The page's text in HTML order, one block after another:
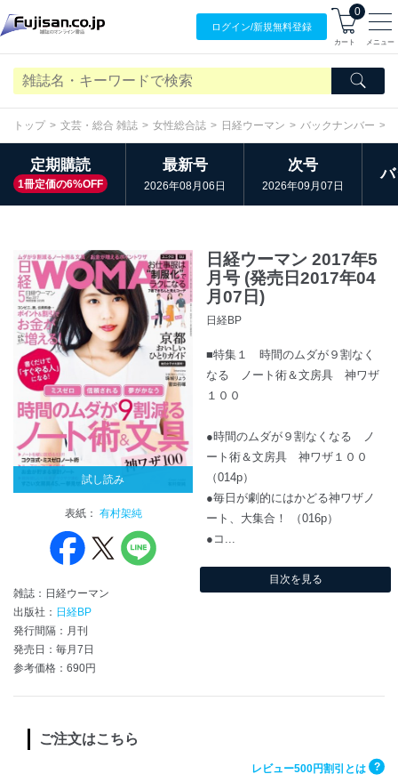
ログイン/新規無料登録
0
カート メニュー
トップ 文芸・総合 雑誌 女性総合誌 日経ウーマン バックナンバー
定期購読
1冊定価の6%OFF
最新号
2026年08月06日
次号
2026年09月07日
試し読み
表紙： 有村架純
雑誌：日経ウーマン
出版社： 日経BP
発行間隔：月刊
発売日：毎月7日
参考価格：690円
日経ウーマン 2017年5
月号 (発売日2017年04
月07日)
日経BP
■特集１ 時間のムダが９割なく
なる ノート術＆文房具 神ワザ
１００
●時間のムダが９割なくなる ノ
ート術＆文房具 神ワザ１００
（014p）
●毎日が劇的にはかどる神ワザノ
ート、大集合！ （016p）
●コ...
目次を見る
ご注文はこちら
レビュー500円割引とは ?